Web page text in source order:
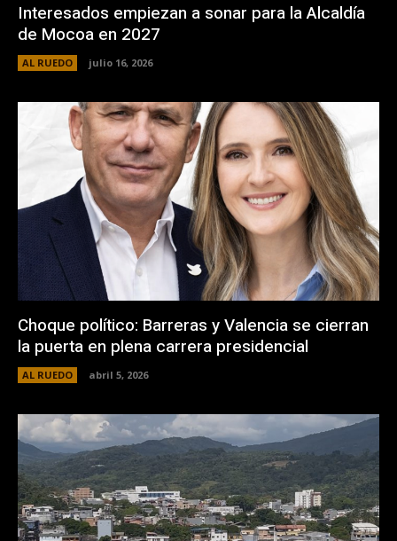
Interesados empiezan a sonar para la Alcaldía
de Mocoa en 2027
AL RUEDO julio 16, 2026
Choque político: Barreras y Valencia se cierran
la puerta en plena carrera presidencial
AL RUEDO abril 5, 2026